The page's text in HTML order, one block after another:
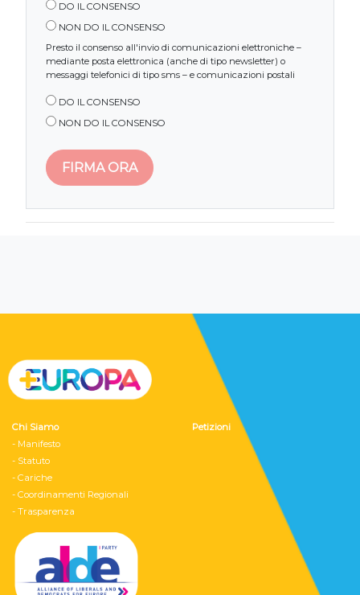
DO IL CONSENSO
NON DO IL CONSENSO
Presto il consenso all'invio di comunicazioni elettroniche –
mediante posta elettronica (anche di tipo newsletter) o
messaggi telefonici di tipo sms – e comunicazioni postali
DO IL CONSENSO
NON DO IL CONSENSO
Chi Siamo
- Manifesto
- Statuto
- Cariche
- Coordinamenti Regionali
- Trasparenza
Petizioni